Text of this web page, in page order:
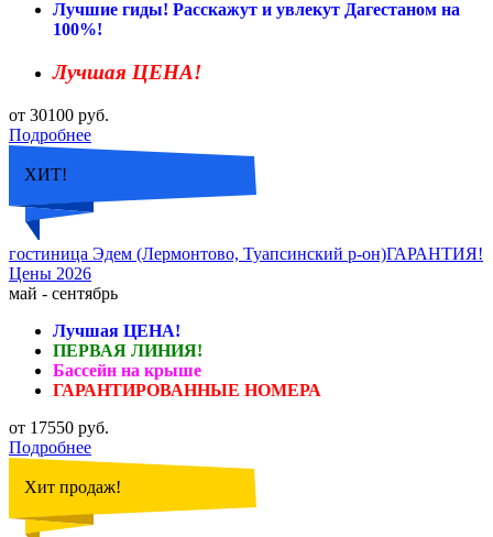
Лучшие гиды! Расскажут и увлекут Дагестаном на
100%!
Лучшая ЦЕНА!
от 30100 руб.
Подробнее
ХИТ!
гостиница Эдем (Лермонтово, Туапсинский р-он)ГАРАНТИЯ!
Цены 2026
май - сентябрь
Лучшая ЦЕНА!
ПЕРВАЯ ЛИНИЯ!
Бассейн на крыше
ГАРАНТИРОВАННЫЕ НОМЕРА
от 17550 руб.
Подробнее
Хит продаж!